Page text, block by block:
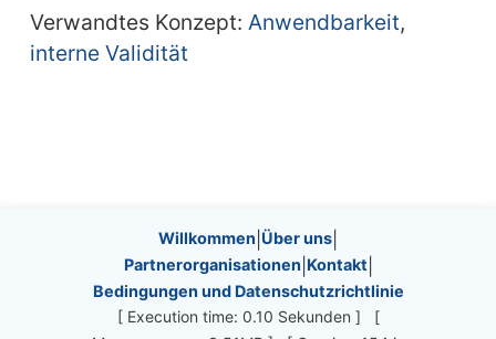
Verwandtes Konzept: Anwendbarkeit,
interne Validität
Site information, links, etc.
Willkommen Über uns
Partnerorganisationen Kontakt
Bedingungen und Datenschutzrichtlinie
[ Execution time: 0.10 Sekunden ] [